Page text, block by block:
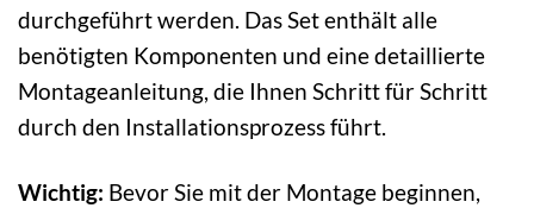
durchgeführt werden. Das Set enthält alle
benötigten Komponenten und eine detaillierte
Montageanleitung, die Ihnen Schritt für Schritt
durch den Installationsprozess führt.
Wichtig: Bevor Sie mit der Montage beginnen,